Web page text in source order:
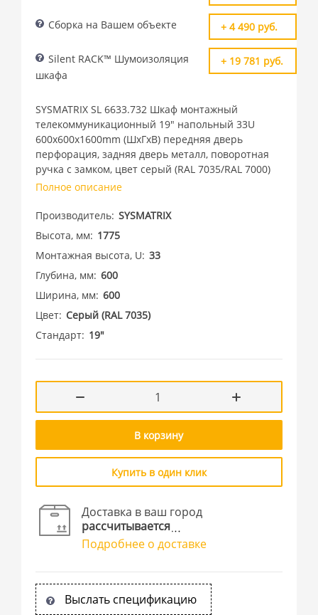
Сборка на Вашем объекте + 4 490 руб.
Silent RACK™ Шумоизоляция
шкафа
+ 19 781 руб.
SYSMATRIX SL 6633.732 Шкаф монтажный
телекоммуникационный 19" напольный 33U
600x600x1600mm (ШхГхВ) передняя дверь
перфорация, задняя дверь металл, поворотная
ручка с замком, цвет серый (RAL 7035/RAL 7000)
Полное описание
Производитель SYSMATRIX
Высота, мм
1775
Монтажная высота, U 33
Глубина, мм 600
Ширина, мм 600
Цвет Cерый (RAL 7035)
Стандарт 19"
В корзину
Купить в один клик
Доставка в ваш город
рассчитывается
Подробнее о доставке
Выслать спецификацию